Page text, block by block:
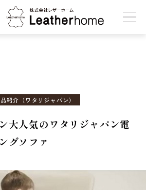
株式会社レザーホーム
紹介（ワタリジャパン）
大人気のワタリジャパン電
グソファ